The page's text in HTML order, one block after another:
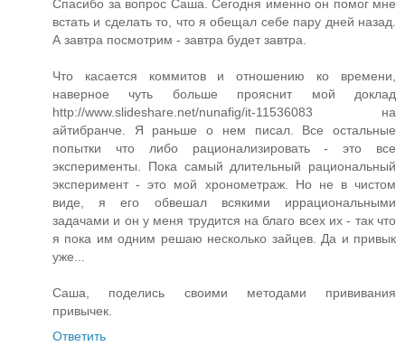
Спасибо за вопрос Саша. Сегодня именно он помог мне
встать и сделать то, что я обещал себе пару дней назад.
А завтра посмотрим - завтра будет завтра.
Что касается коммитов и отношению ко времени,
наверное чуть больше прояснит мой доклад
http://www.slideshare.net/nunafig/it-11536083 на
айтибранче. Я раньше о нем писал. Все остальные
попытки что либо рационализировать - это все
эксперименты. Пока самый длительный рациональный
эксперимент - это мой хронометраж. Но не в чистом
виде, я его обвешал всякими иррациональными
задачами и он у меня трудится на благо всех их - так что
я пока им одним решаю несколько зайцев. Да и привык
уже...
Саша, поделись своими методами прививания
привычек.
Ответить